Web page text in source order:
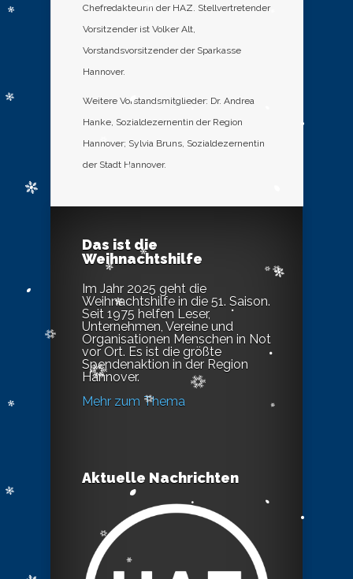
Chefredakteurin der HAZ. Stellvertretender
Vorsitzender ist Volker Alt,
Vorstandsvorsitzender der Sparkasse
Hannover.
Weitere Vorstandsmitglieder: Dr. Andrea
Hanke, Sozialdezernentin der Region
Hannover; Sylvia Bruns, Sozialdezernentin
der Stadt Hannover.
Das ist die
Weihnachtshilfe
Im Jahr 2025 geht die
Weihnachtshilfe in die 51. Saison.
Seit 1975 helfen Leser,
Unternehmen, Vereine und
Organisationen Menschen in Not
vor Ort. Es ist die größte
Spendenaktion in der Region
Hannover.
Mehr zum Thema
Aktuelle Nachrichten